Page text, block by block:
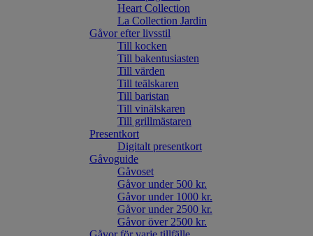
Heart Collection
La Collection Jardin
Gåvor efter livsstil
Till kocken
Till bakentusiasten
Till värden
Till teälskaren
Till baristan
Till vinälskaren
Till grillmästaren
Presentkort
Digitalt presentkort
Gåvoguide
Gåvoset
Gåvor under 500 kr.
Gåvor under 1000 kr.
Gåvor under 2500 kr.
Gåvor över 2500 kr.